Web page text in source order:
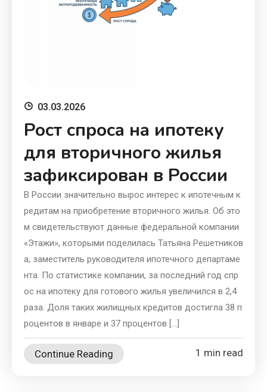
03.03.2026
Рост спроса на ипотеку
для вторичного жилья
зафиксирован в России
В России значительно вырос интерес к ипотечным к
редитам на приобретение вторичного жилья. Об это
м свидетельствуют данные федеральной компании
«Этажи», которыми поделилась Татьяна Решетников
а, заместитель руководителя ипотечного департаме
нта. По статистике компании, за последний год спр
ос на ипотеку для готового жилья увеличился в 2,4
раза. Доля таких жилищных кредитов достигла 38 п
роцентов в январе и 37 процентов […]
Continue Reading 1 min read